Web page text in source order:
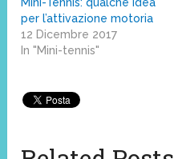
per l’attivazione motoria
12 Dicembre 2017
In "Mini-tennis"